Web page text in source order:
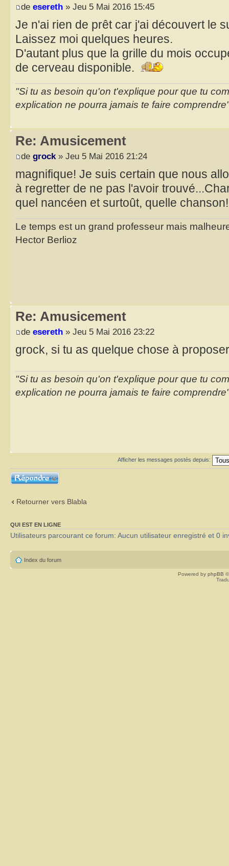
de esereth » Jeu 5 Mai 2016 15:45
Je n'ai rien de prêt car j'ai découvert le
Laissez moi quelques heures.
D'autant plus que la grille du mois
de cerveau disponible.
"Si tu as besoin qu'on t'explique pour que tu
explication ne pourra jamais te faire
Re: Amusicement
de grock » Jeu 5 Mai 2016 21:24
magnifique! Je suis certain que nous
à regretter de ne pas l'avoir
quel nancéen et surtoût, quelle
Le temps est un grand professeur mais
Hector Berlioz
Re: Amusicement
de esereth » Jeu 5 Mai 2016 23:22
grock, si tu as quelque chose à
"Si tu as besoin qu'on t'explique pour que tu
explication ne pourra jamais te faire
Afficher les messages postés depuis:
Répondre
Retourner vers Blabla
QUI EST EN LIGNE
Utilisateurs parcourant ce forum: Aucun utilisateur enregistré et 0
Index du forum
Powered by phpBB